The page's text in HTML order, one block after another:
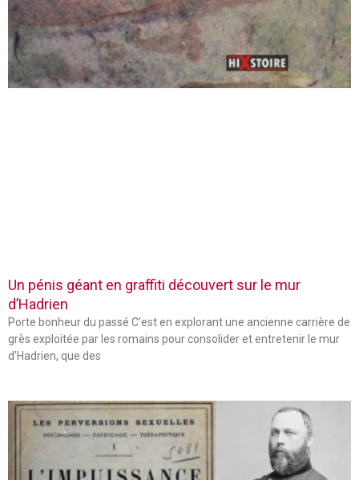
Un pénis géant en graffiti découvert sur le mur
d’Hadrien
Porte bonheur du passé C’est en explorant une ancienne carrière de
grès exploitée par les romains pour consolider et entretenir le mur
d’Hadrien, que des